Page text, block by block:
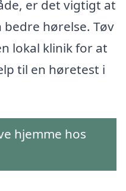
er det vigtigt at
hørelse. Tøv
lokal klinik for at
til en høretest i
hjemme hos